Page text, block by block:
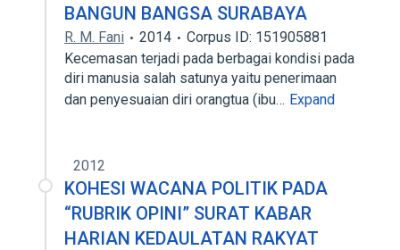
BANGUN BANGSA SURABAYA
R. M. Fani 2014
Corpus ID: 151905881
Kecemasan terjadi pada berbagai kondisi pada
diri manusia salah satunya yaitu penerimaan
dan penyesuaian diri orangtua (ibu… Expand
2012
KOHESI WACANA POLITIK PADA
“RUBRIK OPINI” SURAT KABAR
HARIAN KEDAULATAN RAKYAT